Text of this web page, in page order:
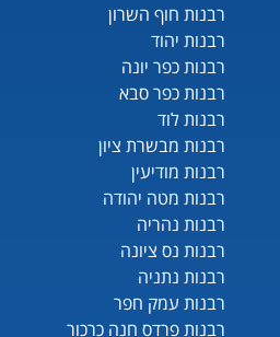
רבנות חוף השרון
רבנות יהוד
רבנות כפר יונה
רבנות כפר סבא
רבנות לוד
רבנות מבשרת ציון
רבנות מודיעין
רבנות מטה יהודה
רבנות נהריה
רבנות נס ציונה
רבנות נתניה
רבנות עמק חפר
רבנות פרדס חנה כרכור